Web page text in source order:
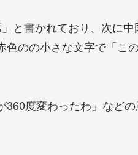
と書かれており、次に中
色のの小さな文字で「こ
360度変わったわ」など